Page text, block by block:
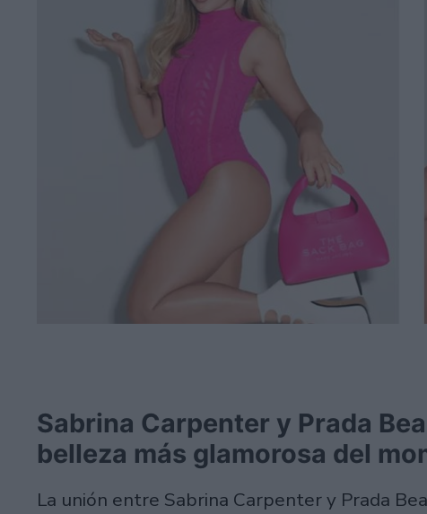
Sabrina Carpenter y Prada
belleza más glamorosa del
La unión entre Sabrina Carpenter y Prada